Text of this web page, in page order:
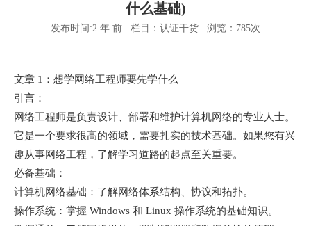
什么基础)
发布时间:2 年 前 栏目： 认证干货 浏览： 785次
文章 1：想学网络工程师要先学什么
引言：
网络工程师是负责设计、部署和维护计算机网络的专业人士。
它是一个要求很高的领域，需要扎实的技术基础。如果您有兴
趣从事网络工程，了解学习道路的起点至关重要。
必备基础：
计算机网络基础：了解网络体系结构、协议和拓扑。
操作系统：掌握 Windows 和 Linux 操作系统的基础知识。